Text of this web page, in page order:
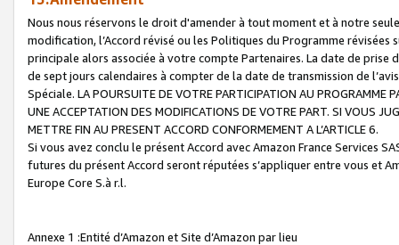
Nous nous réservons le droit d'amender à tout moment et à notre
modification, l’Accord révisé ou les Politiques du Programme
principale alors associée à votre compte Partenaires. La date de
de sept jours calendaires à compter de la date de transmission de
Spéciale. LA POURSUITE DE VOTRE PARTICIPATION AU PROGRAMME
UNE ACCEPTATION DES MODIFICATIONS DE VOTRE PART. SI VOUS
METTRE FIN AU PRESENT ACCORD CONFORMEMENT A L’ARTICLE 6.
Si vous avez conclu le présent Accord avec Amazon France Services
futures du présent Accord seront réputées s’appliquer entre vous et
Europe Core S.à r.l.
Annexe 1 :Entité d’Amazon et Site d’Amazon par lieu